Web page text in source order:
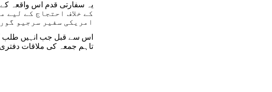
کے خلاف احتجاج کے لیے
امریکی سفیر سرجیو
اس سے قبل جب انہیں طلب
تاہم جمعہ کی ملاقات